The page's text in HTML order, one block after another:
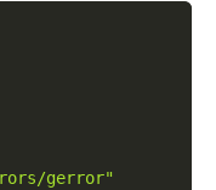
gerror"